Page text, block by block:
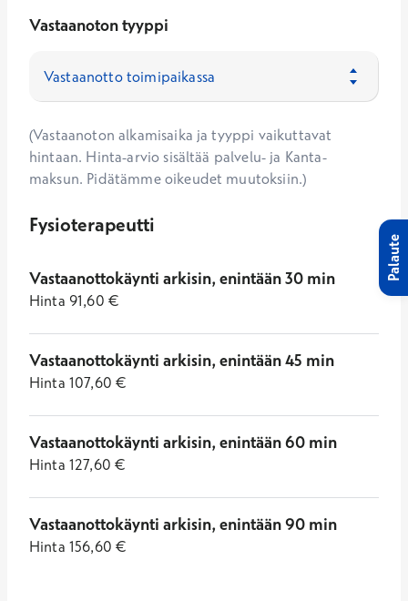
Vastaanoton tyyppi
(Vastaanoton alkamisaika ja tyyppi vaikuttavat
hintaan. Hinta-arvio sisältää palvelu- ja Kanta-
maksun. Pidätämme oikeudet muutoksiin.)
Fysioterapeutti
Vastaanottokäynti arkisin, enintään 30 min
Hinta 91,60 €
Vastaanottokäynti arkisin, enintään 45 min
Hinta 107,60 €
Vastaanottokäynti arkisin, enintään 60 min
Hinta 127,60 €
Vastaanottokäynti arkisin, enintään 90 min
Hinta 156,60 €
Palaute